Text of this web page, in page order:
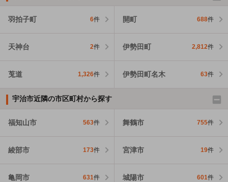
羽拍子町 6件 開町 688件
天神台 2件 伊勢田町 2,812件
莵道 1,326件 伊勢田町名木 63件
宇治市近隣の市区町村から探す
福知山市 563件 舞鶴市 755件
綾部市 173件 宮津市 19件
亀岡市 631件 城陽市 601件